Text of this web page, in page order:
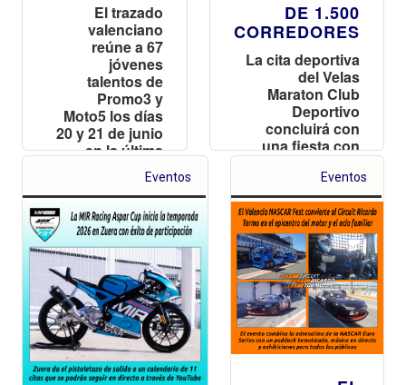
El trazado
valenciano
reúne a 67
jóvenes
talentos de
Promo3 y
Moto5 los días
20 y 21 de junio
en la última
prueba antes
del parón
estival
DE 1.500
CORREDORES
La cita deportiva
del Velas
Maraton Club
Deportivo
concluirá con
una fiesta con
DJ y 'food
trucks' en el
icónico Pit Lane
del recinto
Eventos Eventos